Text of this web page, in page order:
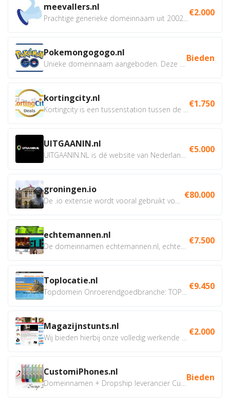
meevallers.nl €2.000
Pokemongogogo.nl Bieden
kortingcity.nl €1.750
UITGAANIN.nl €5.000
groningen.io €80.000
echtemannen.nl €7.500
Toplocatie.nl €9.450
Magazijnstunts.nl €2.000
CustomiPhones.nl Bieden